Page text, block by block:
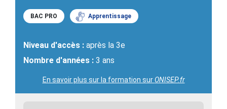
BAC PRO Apprentissage
Niveau d'accès : après la 3e
Nombre d'années : 3 ans
En savoir plus sur la formation surONISEP.fr